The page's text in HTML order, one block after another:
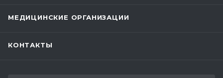
МЕДИЦИНСКИЕ ОРГАНИЗАЦИИ
КОНТАКТЫ